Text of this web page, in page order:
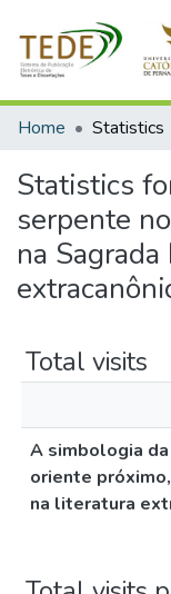
Communities &
Home Statistics
Statistics
serpente
na
Total visits
A simbologia
oriente
na literatura